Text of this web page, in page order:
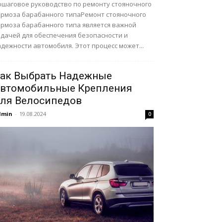
руководство по ремонту стояночного
барабанного типаРемонт стояночного
барабанного типа является важной
для обеспечения безопасности и
автомобиля. Этот процесс может...
Выбрать Надежные
Крепления
Велосипедов
- 19.08.2024 0